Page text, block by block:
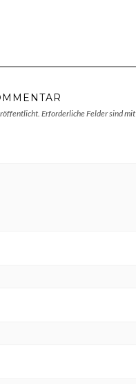
Erforderliche Felder sind mit